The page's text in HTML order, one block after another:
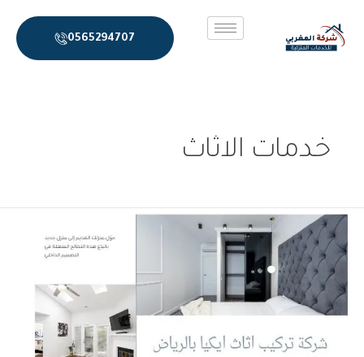
المحتوى
0565294707
خدمات الاثاث
شركة
تركيب
اثاث
ايكيا
بالرياض